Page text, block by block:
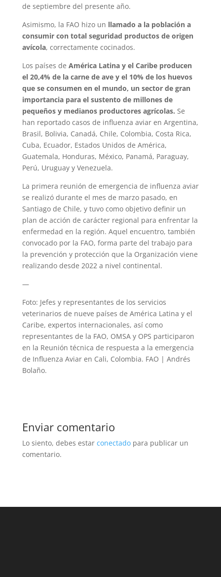
de septiembre del presente año.
Asimismo, la FAO hizo un llamado a la población a
consumir con total seguridad productos de origen
avícola, correctamente cocinados.
Los países de América Latina y el Caribe producen
el 20,4% de la carne de ave y el 10% de los huevos
que se consumen en el mundo, un sector de gran
importancia para el sustento de millones de
pequeños y medianos productores agrícolas. Se
han reportado casos de influenza aviar en Argentina,
Brasil, Bolivia, Canadá, Chile, Colombia, Costa Rica,
Cuba, Ecuador, Estados Unidos de América,
Guatemala, Honduras, México, Panamá, Paraguay,
Perú, Uruguay y Venezuela.
La primera reunión de emergencia de influenza aviar
se realizó durante el mes de marzo pasado, en
Santiago de Chile, y tuvo como objetivo definir un
plan de acción de carácter regional para enfrentar la
enfermedad en la región. Aquel encuentro, también
convocado por la FAO, forma parte del trabajo para
la prevención y protección que la Organización viene
realizando desde 2022 a nivel continental.
—
Foto: Jefes y representantes de los servicios
veterinarios de nueve países de América Latina y el
Caribe, expertos internacionales, así como
representantes de la FAO, OMSA y OPS participaron
en la Reunión técnica de respuesta a la emergencia
de Influenza Aviar en Cali, Colombia. FAO | Andrés
Bolaño.
Enviar comentario
Lo siento, debes estar conectadopara publicar un
comentario.